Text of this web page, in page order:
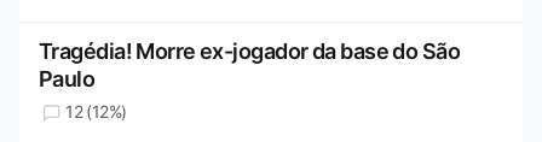
Tragédia! Morre ex-jogador da base do São
Paulo
12 (12%)